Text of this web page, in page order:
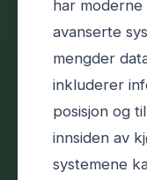
har
avanserte
mengder
inkluderer
posisjon og
innsiden av
systemene